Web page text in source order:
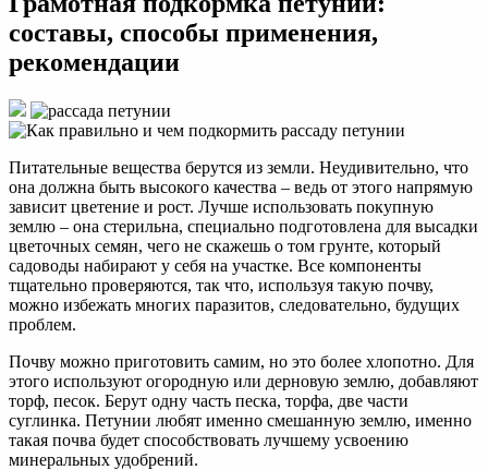
для
мочевиной,
зола
для
петуний
составы, способы применения,
рекомендации
Питательные вещества берутся из земли. Неудивительно, что
она должна быть высокого качества – ведь от этого напрямую
зависит цветение и рост. Лучше использовать покупную
землю – она стерильна, специально подготовлена для высадки
цветочных семян, чего не скажешь о том грунте, который
садоводы набирают у себя на участке. Все компоненты
тщательно проверяются, так что, используя такую почву,
можно избежать многих паразитов, следовательно, будущих
проблем.
Почву можно приготовить самим, но это более хлопотно. Для
этого используют огородную или дерновую землю, добавляют
торф, песок. Берут одну часть песка, торфа, две части
суглинка. Петунии любят именно смешанную землю, именно
такая почва будет способствовать лучшему усвоению
минеральных удобрений.